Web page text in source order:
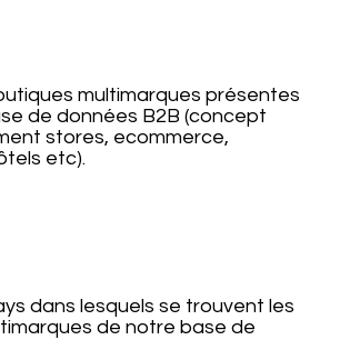
multimarques présentes
de données B2B (concept
stores, ecommerce,
etc).
dans lesquels se trouvent les
de notre base de